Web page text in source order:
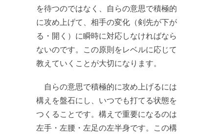
を待つのではなく、自らの意思で積極的
に攻め上げて、相手の変化（剣先が下が
る・開く）に瞬時に対応しなければなら
ないのです。この原則をレベルに応じて
教えていくことが大切になります。
自らの意思で積極的に攻め上げるには
構えを盤石にし、いつでも打てる状態を
つくることです。構えで重要になるのは
左手・左腰・左足の左半身です。この構